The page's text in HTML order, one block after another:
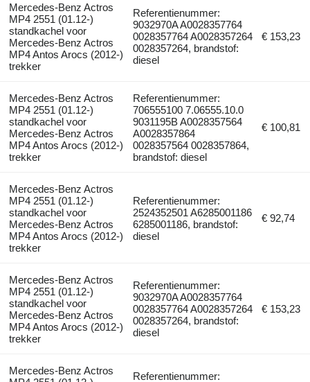
Mercedes-Benz Actros
MP4 2551 (01.12-)
standkachel voor
Mercedes-Benz Actros
MP4 Antos Arocs (2012-)
trekker
Referentienummer:
9032970A A0028357764
0028357764 A0028357264
0028357264, brandstof:
diesel
€ 153,23
Mercedes-Benz Actros
MP4 2551 (01.12-)
standkachel voor
Mercedes-Benz Actros
MP4 Antos Arocs (2012-)
trekker
Referentienummer:
706555100 7.06555.10.0
9031195B A0028357564
A0028357864
0028357564 0028357864,
brandstof: diesel
€ 100,81
Mercedes-Benz Actros
MP4 2551 (01.12-)
standkachel voor
Mercedes-Benz Actros
MP4 Antos Arocs (2012-)
trekker
Referentienummer:
2524352501 A6285001186
6285001186, brandstof:
diesel
€ 92,74
Mercedes-Benz Actros
MP4 2551 (01.12-)
standkachel voor
Mercedes-Benz Actros
MP4 Antos Arocs (2012-)
trekker
Referentienummer:
9032970A A0028357764
0028357764 A0028357264
0028357264, brandstof:
diesel
€ 153,23
Mercedes-Benz Actros
Referentienummer: